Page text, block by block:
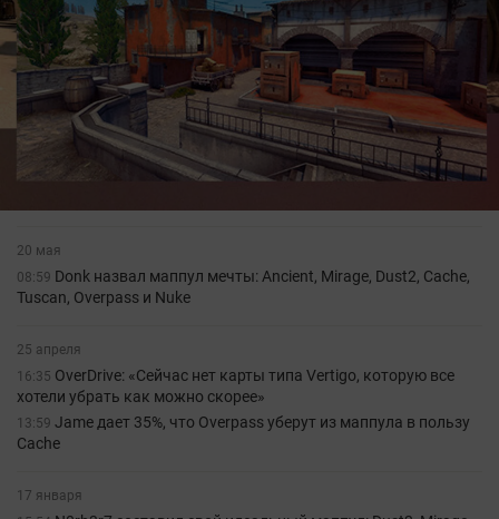
20 мая
08:59 Donk назвал маппул мечты: Ancient, Mirage, Dust2, Cache,
Tuscan, Overpass и Nuke
25 апреля
16:35 OverDrive: «Сейчас нет карты типа Vertigo, которую все
хотели убрать как можно скорее»
13:59 Jame дает 35%, что Overpass уберут из маппула в пользу
Cache
17 января